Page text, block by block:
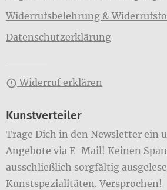
Widerrufsbelehrung &
Datenschutzerklärung
Widerruf erklären
Kunstverteiler
Trage Dich in den Newsletter ein
Angebote via E-Mail! Keinen
ausschließlich sorgfältig
Kunstspezialitäten. Versprochen!